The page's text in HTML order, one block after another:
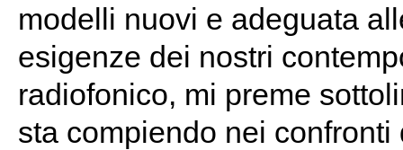
modelli nuovi e adeguata
esigenze dei nostri
radiofonico, mi preme
sta compiendo nei